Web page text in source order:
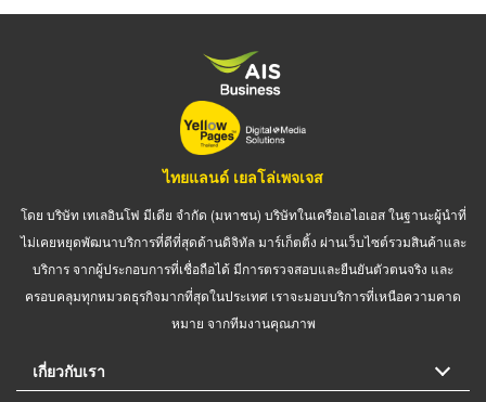
ไทยแลนด์ เยลโล่เพจเจส
โดย บริษัท เทเลอินโฟ มีเดีย จำกัด (มหาชน) บริษัทในเครือเอไอเอส ในฐานะผู้นำที่
ไม่เคยหยุดพัฒนาบริการที่ดีที่สุดด้านดิจิทัล มาร์เก็ตติ้ง ผ่านเว็บไซต์รวมสินค้าและ
บริการ จากผู้ประกอบการที่เชื่อถือได้ มีการตรวจสอบและยืนยันตัวตนจริง และ
ครอบคลุมทุกหมวดธุรกิจมากที่สุดในประเทศ เราจะมอบบริการที่เหนือความคาด
หมาย จากทีมงานคุณภาพ
เกี่ยวกับเรา